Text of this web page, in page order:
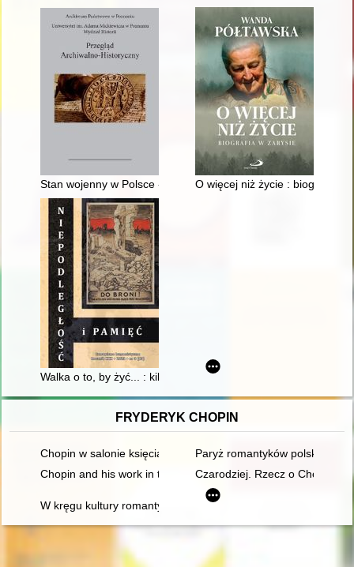
Stan wojenny w Polsce - recenzja]O więcej niż życie : biografia w
Walka o to, by żyć... : kilka uwag o "Pianiście" (2002) Romana
FRYDERYK CHOPIN
Chopin w salonie księcia Antoniego Radziwiłła". Nowe
Paryż romantyków polskich:
Chopin and his work in the context of culture. Vol 1
Czarodziej. Rzecz o Chopinie
W kręgu kultury romantycznej. W 200-lecie urodzin